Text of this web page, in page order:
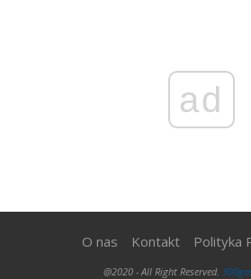
ad
O nas Kontakt Polityka
@2020 - All Right Reserved.